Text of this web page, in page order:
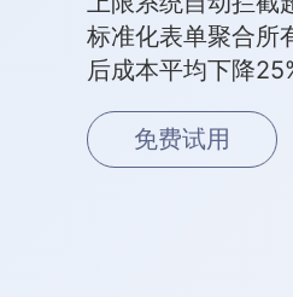
标准化表单聚合所
后成本平均下降
免费试用